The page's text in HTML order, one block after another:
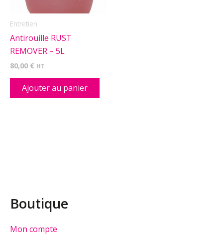
Boutique
Mon compte
Entretien
Antirouille RUST
REMOVER – 5L
80,00 € HT
Ajouter au panier